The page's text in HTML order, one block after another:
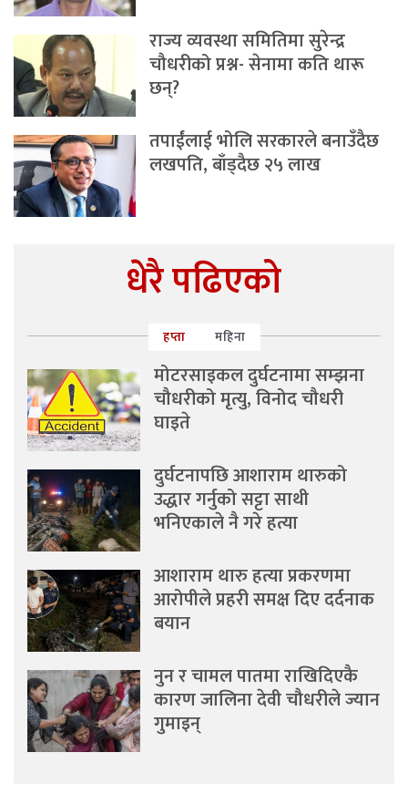
राज्य व्यवस्था समितिमा सुरेन्द्र
चौधरीको प्रश्न- सेनामा कति थारू
छन्?
तपाईंलाई भोलि सरकारले बनाउँदैछ
लखपति, बाँड्दैछ २५ लाख
धेरै पढिएको
हप्ता महिना
मोटरसाइकल दुर्घटनामा सम्झना
चौधरीको मृत्यु, विनोद चौधरी
घाइते
दुर्घटनापछि आशाराम थारुको
उद्धार गर्नुको सट्टा साथी
भनिएकाले नै गरे हत्या
आशाराम थारु हत्या प्रकरणमा
आरोपीले प्रहरी समक्ष दिए दर्दनाक
बयान
नुन र चामल पातमा राखिदिएकै
कारण जालिना देवी चौधरीले ज्यान
गुमाइन्